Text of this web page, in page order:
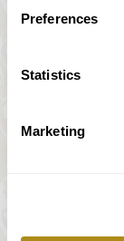
Preferences
Statistics
Marketing